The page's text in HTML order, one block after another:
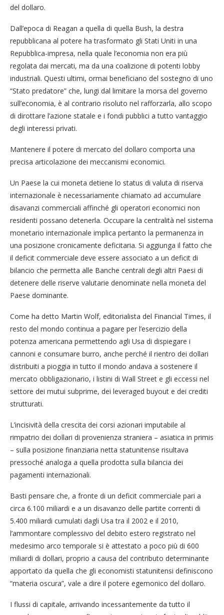
del dollaro.
Dall’epoca di Reagan a quella di quella Bush, la destra
repubblicana al potere ha trasformato gli Stati Uniti in una
Repubblica-impresa, nella quale l’economia non era più
regolata dai mercati, ma da una coalizione di potenti lobby
industriali. Questi ultimi, ormai beneficiano del sostegno di uno
“Stato predatore” che, lungi dal limitare la morsa del governo
sull’economia, è al contrario risoluto nel rafforzarla, allo scopo
di dirottare l’azione statale e i fondi pubblici a tutto vantaggio
degli interessi privati.
Mantenere il potere di mercato del dollaro comporta una
precisa articolazione dei meccanismi economici.
Un Paese la cui moneta detiene lo status di valuta di riserva
internazionale è necessariamente chiamato ad accumulare
disavanzi commerciali affinché gli operatori economici non
residenti possano detenerla. Occupare la centralità nel sistema
monetario internazionale implica pertanto la permanenza in
una posizione cronicamente deficitaria. Si aggiunga il fatto che
il deficit commerciale deve essere associato a un deficit di
bilancio che permetta alle Banche centrali degli altri Paesi di
detenere delle riserve valutarie denominate nella moneta del
Paese dominante.
Come ha detto Martin Wolf, editorialista del Financial Times, il
resto del mondo continua a pagare per l’esercizio della
potenza americana permettendo agli Usa di dispiegare i
cannoni e consumare burro, anche perché il rientro dei dollari
distribuiti a pioggia in tutto il mondo andava a sostenere il
mercato obbligazionario, i listini di Wall Street e gli eccessi nel
settore dei mutui subprime, dei leveraged buyout e dei crediti
strutturati.
L’incisività della crescita dei corsi azionari imputabile al
rimpatrio dei dollari di provenienza straniera – asiatica in primis
– sulla posizione finanziaria netta statunitense risultava
pressoché analoga a quella prodotta sulla bilancia dei
pagamenti internazionali.
Basti pensare che, a fronte di un deficit commerciale pari a
circa 6.100 miliardi e a un disavanzo delle partite correnti di
5.400 miliardi cumulati dagli Usa tra il 2002 e il 2010,
l’ammontare complessivo del debito estero registrato nel
medesimo arco temporale si è attestato a poco più di 600
miliardi di dollari, proprio a causa del contributo determinante
apportato da quella che gli economisti statunitensi definiscono
“materia oscura”, vale a dire il potere egemonico del dollaro.
I flussi di capitale, arrivando incessantemente da tutto il